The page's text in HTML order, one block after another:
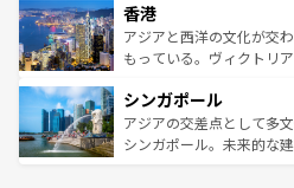
とつ。フォーやバインミ
ひ現地で味わいたい。ど
が旅行者を迎えてくれる
参照してほしい。
の活気が交差している。
帯で自然と触れ合い、南
いビーチでリゾート気分
激する。気候は一年中温
が待っている。親しみや
た文化、そして多様な観
香港
アジアと西洋の文化が交
もっている。ヴィクトリ
み、どこを訪れても感動
ており、効率よく見どこ
うな絶景から文化的な体
シンガポール
アジアの交差点として多
シンガポール。未来的な